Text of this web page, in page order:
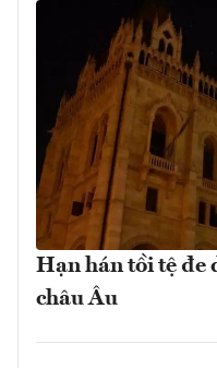
Hạn hán tồi tệ đe
châu Âu